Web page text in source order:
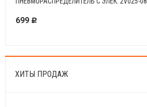
699 Р
ХИТЫ ПРОДАЖ